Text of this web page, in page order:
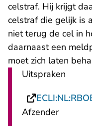
celstraf. Hij krijgt
celstraf die gelijk is
niet terug de cel in
daarnaast een
moet zich laten
Uitspraken
Afzender